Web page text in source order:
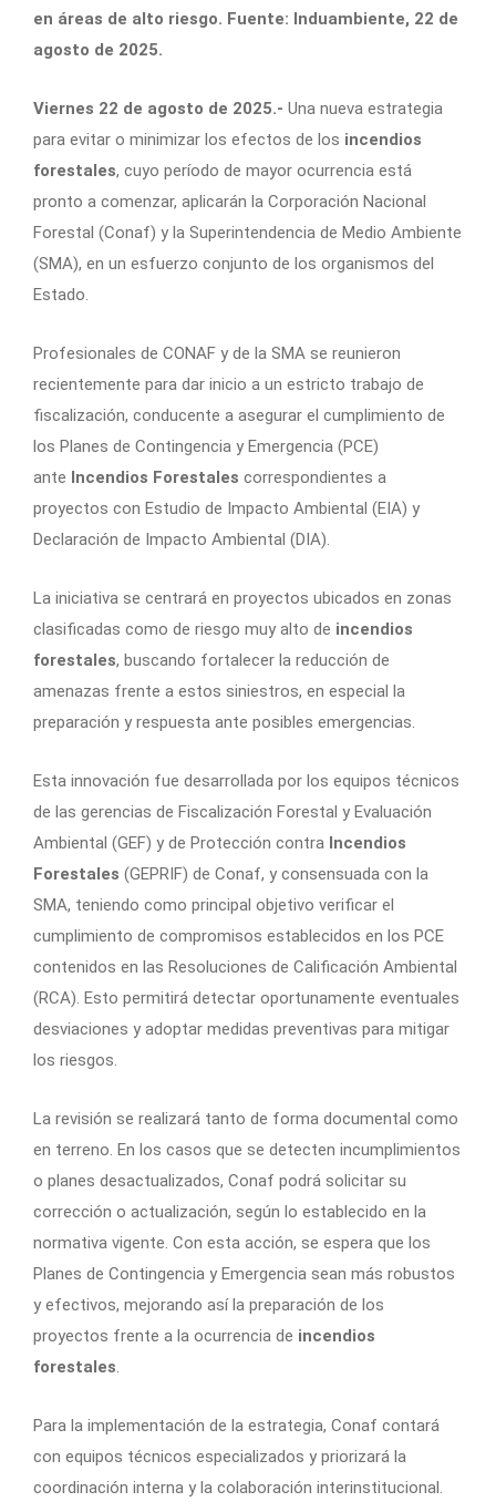
en áreas de alto riesgo. Fuente: Induambiente, 22 de
agosto de 2025.
Viernes 22 de agosto de 2025.- Una nueva estrategia
para evitar o minimizar los efectos de los incendios
forestales, cuyo período de mayor ocurrencia está
pronto a comenzar, aplicarán la Corporación Nacional
Forestal (Conaf) y la Superintendencia de Medio Ambiente
(SMA), en un esfuerzo conjunto de los organismos del
Estado.
Profesionales de CONAF y de la SMA se reunieron
recientemente para dar inicio a un estricto trabajo de
fiscalización, conducente a asegurar el cumplimiento de
los Planes de Contingencia y Emergencia (PCE)
ante Incendios Forestales correspondientes a
proyectos con Estudio de Impacto Ambiental (EIA) y
Declaración de Impacto Ambiental (DIA).
La iniciativa se centrará en proyectos ubicados en zonas
clasificadas como de riesgo muy alto de incendios
forestales, buscando fortalecer la reducción de
amenazas frente a estos siniestros, en especial la
preparación y respuesta ante posibles emergencias.
Esta innovación fue desarrollada por los equipos técnicos
de las gerencias de Fiscalización Forestal y Evaluación
Ambiental (GEF) y de Protección contra Incendios
Forestales (GEPRIF) de Conaf, y consensuada con la
SMA, teniendo como principal objetivo verificar el
cumplimiento de compromisos establecidos en los PCE
contenidos en las Resoluciones de Calificación Ambiental
(RCA). Esto permitirá detectar oportunamente eventuales
desviaciones y adoptar medidas preventivas para mitigar
los riesgos.
La revisión se realizará tanto de forma documental como
en terreno. En los casos que se detecten incumplimientos
o planes desactualizados, Conaf podrá solicitar su
corrección o actualización, según lo establecido en la
normativa vigente. Con esta acción, se espera que los
Planes de Contingencia y Emergencia sean más robustos
y efectivos, mejorando así la preparación de los
proyectos frente a la ocurrencia de incendios
forestales.
Para la implementación de la estrategia, Conaf contará
con equipos técnicos especializados y priorizará la
coordinación interna y la colaboración interinstitucional.